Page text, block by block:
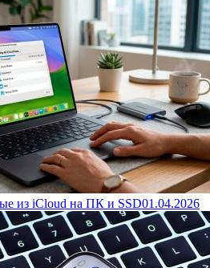
из iCloud на ПК и SSD01.04.2026